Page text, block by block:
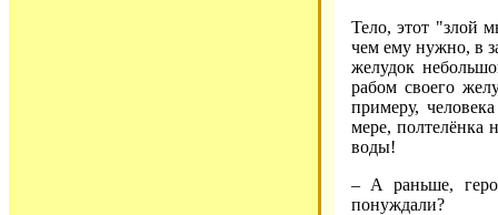
Тело, этот "злой
чем ему нужно, в
желудок
рабом своего
примеру,
мере, полтелёнка
воды!
– А раньше,
понуждали?